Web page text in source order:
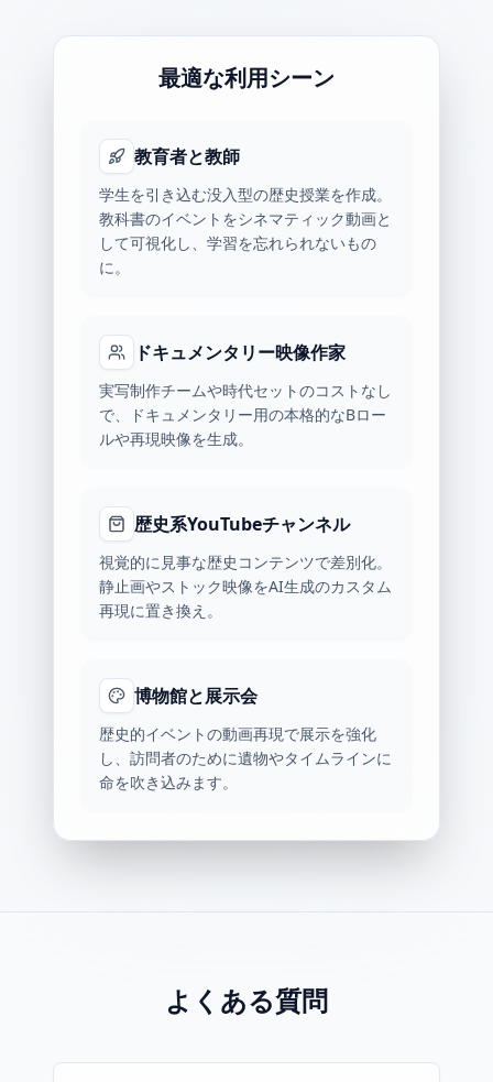
最適な利用シーン
教育者と教師
学生を引き込む没入型の歴史授業を作成。
教科書のイベントをシネマティック動画と
して可視化し、学習を忘れられないもの
に。
ドキュメンタリー映像作家
実写制作チームや時代セットのコストなし
で、ドキュメンタリー用の本格的なBロー
ルや再現映像を生成。
歴史系YouTubeチャンネル
視覚的に見事な歴史コンテンツで差別化。
静止画やストック映像をAI生成のカスタム
再現に置き換え。
博物館と展示会
歴史的イベントの動画再現で展示を強化
し、訪問者のために遺物やタイムラインに
命を吹き込みます。
よくある質問